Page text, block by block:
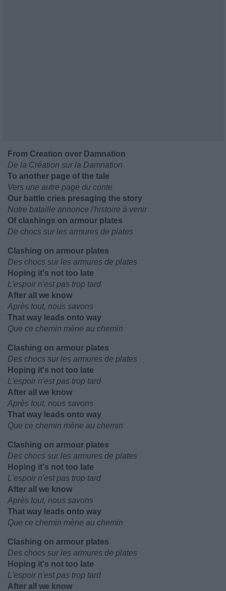
From Creation over Damnation
De la Création sur la Damnation
To another page of the tale
Vers une autre page du conte
Our battle cries presaging the story
Notre bataille annonce l'histoire à venir
Of clashings on armour plates
De chocs sur les armures de plates
Clashing on armour plates
Des chocs sur les armures de plates
Hoping it's not too late
L'espoir n'est pas trop tard
After all we know
Après tout, nous savons
That way leads onto way
Que ce chemin mène au chemin
Clashing on armour plates
Des chocs sur les armures de plates
Hoping it's not too late
L'espoir n'est pas trop tard
After all we know
Après tout, nous savons
That way leads onto way
Que ce chemin mène au chemin
Clashing on armour plates
Des chocs sur les armures de plates
Hoping it's not too late
L'espoir n'est pas trop tard
After all we know
Après tout, nous savons
That way leads onto way
Que ce chemin mène au chemin
Clashing on armour plates
Des chocs sur les armures de plates
Hoping it's not too late
L'espoir n'est pas trop tard
After all we know